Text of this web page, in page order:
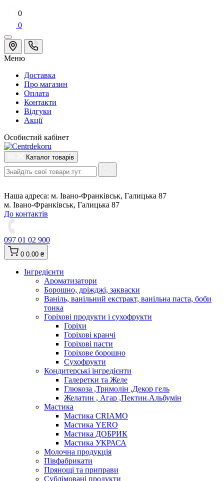
0
0
Меню
Доставка
Про магазин
Оплата
Контакти
Відгуки
Акції
Особистий кабінет
Каталог товарів
Наша адреса: м. Івано-Франківськ, Галицька 87
м. Івано-Франківськ, Галицька 87
До контактів
097 01 02 900
0 0.00 ₴
Інгредієнти
Ароматизатори
Борошно, дріжджі, закваски
Ваніль, ванільний екстракт, ванільна паста, боби
тонка
Горіхові продукти і сухофрукти
Горіхи
Горіхові кранчі
Горіхові пасти
Горіхове борошно
Сухофрукти
Кондитерські інгредієнти
Галеретки та Желе
Глюкоза ,Тримолін ,Декор гель
Желатин , Агар ,Пектин.Альбумін
Мастика
Мастика CRIAMO
Мастика YERO
Мастика ДОБРИК
Мастика УКРАСА
Молочна продукція
Півфабрикати
Прянощі та приправи
Сублімовані продукти